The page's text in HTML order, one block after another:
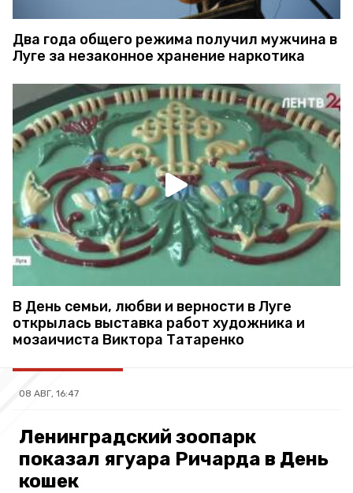
Два года общего режима получил мужчина в
Луге за незаконное хранение наркотика
В День семьи, любви и верности в Луге
открылась выставка работ художника и
мозаичиста Виктора Татаренко
08 АВГ, 16:47
Ленинградский зоопарк
показал ягуара Ричарда в День
кошек